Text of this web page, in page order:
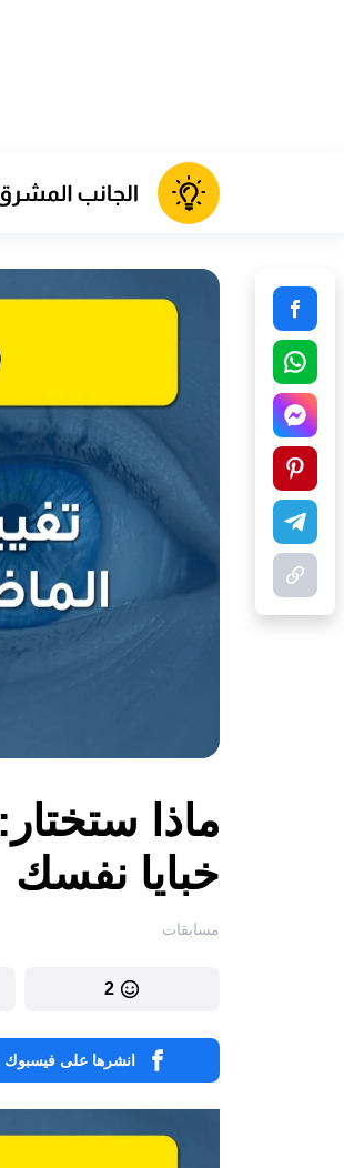
ماذا
خبايا نفسك
مسابقات
2
انشرها على فيسبوك